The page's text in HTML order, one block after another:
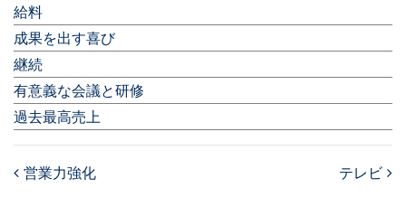
給料
成果を出す喜び
継続
有意義な会議と研修
過去最高売上
営業力強化 テレビ